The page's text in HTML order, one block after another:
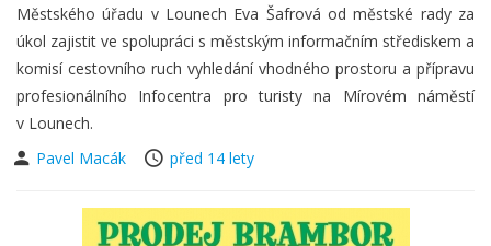
Městského úřadu v Lounech Eva Šafrová od městské rady za
úkol zajistit ve spolupráci s městským informačním střediskem a
komisí cestovního ruch vyhledání vhodného prostoru a přípravu
profesionálního Infocentra pro turisty na Mírovém náměstí
v Lounech.
Pavel Macák
před 14 lety